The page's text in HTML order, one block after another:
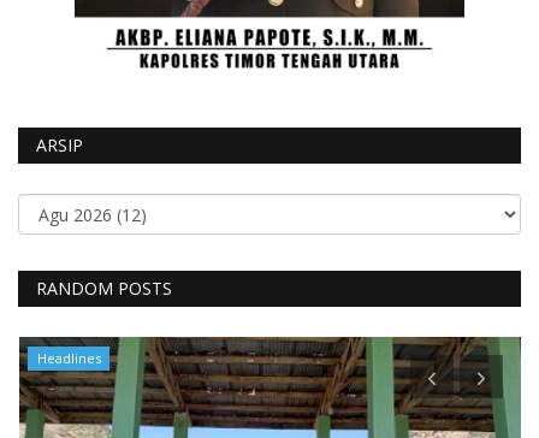
ARSIP
RANDOM POSTS
Headlines